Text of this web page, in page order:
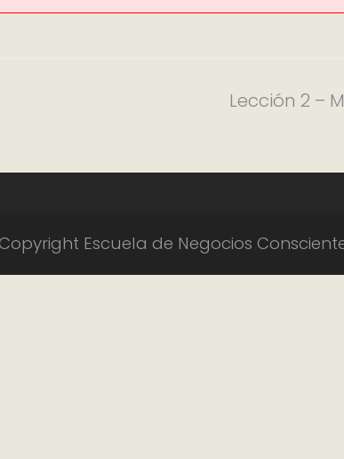
Lección 2 –
Escuela de Negocios